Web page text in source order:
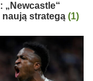
„Newcastle“
naują strategą (1)